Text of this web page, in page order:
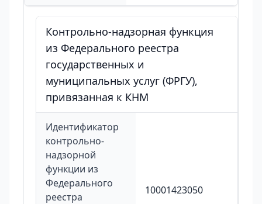
Контрольно-надзорная функция
из Федерального реестра
государственных и
муниципальных услуг (ФРГУ),
привязанная к КНМ
Идентификатор
контрольно-
надзорной
функции из
Федерального
реестра
10001423050